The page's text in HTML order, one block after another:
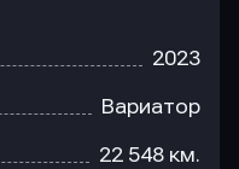
2023
Вариатор
22 548 км.